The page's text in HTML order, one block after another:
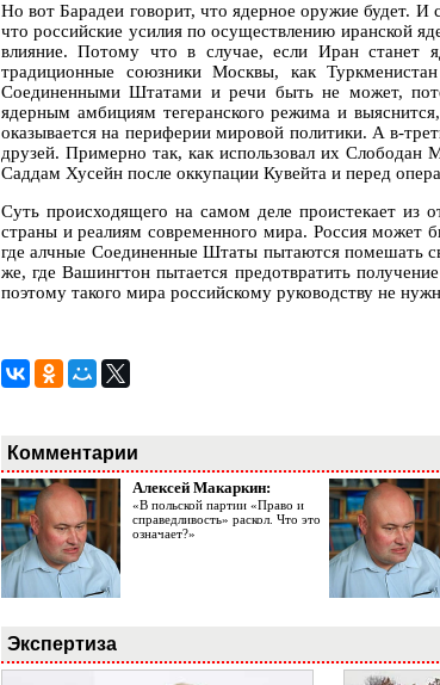
Но вот Барадеи говорит, что ядерное оружие будет.
что российские усилия по осуществлению иранской
влияние. Потому что в случае, если Иран станет
традиционные союзники Москвы, как
Соединенными Штатами и речи быть не может,
ядерным амбициям тегеранского режима и
оказывается на периферии мировой политики. А в-
друзей. Примерно так, как использовал их Слободан
Саддам Хусейн после оккупации Кувейта и перед
Суть происходящего на самом деле проистекает из
страны и реалиям современного мира. Россия может
где алчные Соединенные Штаты пытаются помешать
же, где Вашингтон пытается предотвратить
поэтому такого мира российскому руководству не
Комментарии
Алексей Макаркин:
«В польской партии «Право и
справедливость» раскол. Что это
означает?»
Экспертиза